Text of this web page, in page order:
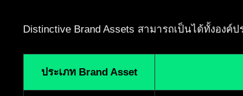
Distinctive Brand Assets สามารถเป็นได้ทั้งอง
ประเภท Brand Asset